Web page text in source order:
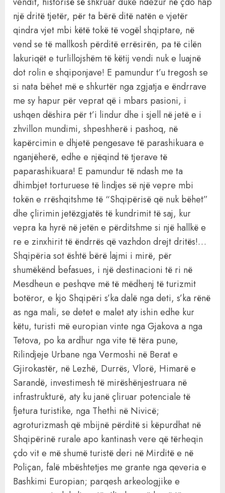
një dritë tjetër, për ta bërë ditë natën e vjetër
qindra vjet mbi këtë tokë të vogël shqiptare, në
vend se të mallkosh përditë errësirën, pa të cilën
lakuriqët e turlillojshëm të këtij vendi nuk e luajnë
dot rolin e shqiponjave! E pamundur t’u tregosh se
si nata bëhet më e shkurtër nga zgjatja e ëndrrave
me sy hapur për veprat që i mbars pasioni, i
ushqen dëshira për t’i lindur dhe i sjell në jetë e i
zhvillon mundimi, shpeshherë i pashoq, në
kapërcimin e dhjetë pengesave të parashikuara e
nganjëherë, edhe e njëqind të tjerave të
paparashikuara! E pamundur të ndash me ta
dhimbjet torturuese të lindjes së një vepre mbi
tokën e rrëshqitshme të “Shqipërisë që nuk bëhet”
dhe çlirimin jetëzgjatës të kundrimit të saj, kur
vepra ka hyrë në jetën e përditshme si një hallkë e
re e zinxhirit të ëndrrës që vazhdon drejt dritës!…
Shqipëria sot është bërë lajmi i mirë, për
shumëkënd befasues, i një destinacioni të ri në
Mesdheun e peshqve më të mëdhenj të turizmit
botëror, e kjo Shqipëri s’ka dalë nga deti, s’ka rënë
as nga mali, se detet e malet aty ishin edhe kur
këtu, turisti më europian vinte nga Gjakova a nga
Tetova, po ka ardhur nga vite të tëra pune,
Rilindjeje Urbane nga Vermoshi në Berat e
Gjirokastër, në Lezhë, Durrës, Vlorë, Himarë e
Sarandë, investimesh të mirëshënjestruara në
infrastrukturë, aty ku janë çliruar potenciale të
fjetura turistike, nga Thethi në Nivicë;
agroturizmash që mbijnë përditë si këpurdhat në
Shqipërinë rurale apo kantinash vere që tërheqin
çdo vit e më shumë turistë deri në Mirditë e në
Poliçan, falë mbështetjes me grante nga qeveria e
Bashkimi Europian; parqesh arkeologjike e